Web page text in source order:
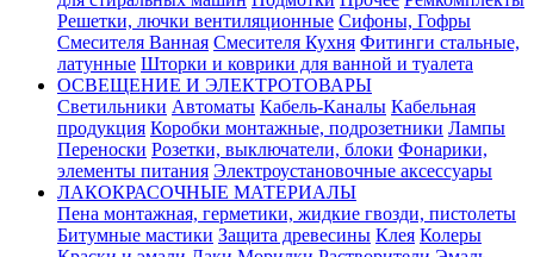
Решетки, лючки вентиляционные Сифоны, Гофры
Смесителя Ванная Смесителя Кухня Фитинги стальные,
латунные Шторки и коврики для ванной и туалета
ОСВЕЩЕНИЕ И ЭЛЕКТРОТОВАРЫ
Светильники Автоматы Кабель-Каналы Кабельная
продукция Коробки монтажные, подрозетники Лампы
Переноски Розетки, выключатели, блоки Фонарики,
элементы питания Электроустановочные аксессуары
ЛАКОКРАСОЧНЫЕ МАТЕРИАЛЫ
Пена монтажная, герметики, жидкие гвозди, пистолеты
Битумные мастики Защита древесины Клея Колеры